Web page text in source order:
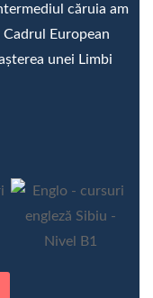
căruia am
European
unei Limbi